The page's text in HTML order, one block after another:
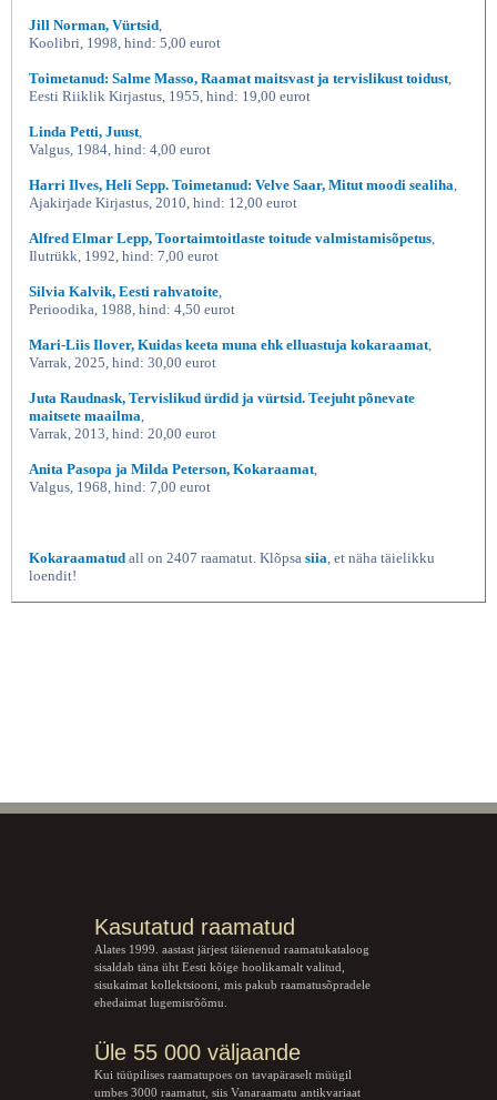
Jill Norman, Vürtsid
Koolibri, 1998, hind: 5,00 eurot
Toimetanud: Salme Masso, Raamat maitsvast ja tervislikust toidust
Eesti Riiklik Kirjastus, 1955, hind: 19,00 eurot
Linda Petti, Juust
Valgus, 1984, hind: 4,00 eurot
Harri Ilves, Heli Sepp. Toimetanud: Velve Saar, Mitut moodi sealiha
Ajakirjade Kirjastus, 2010, hind: 12,00 eurot
Alfred Elmar Lepp, Toortaimtoitlaste toitude valmistamisõpetus
Ilutrükk, 1992, hind: 7,00 eurot
Silvia Kalvik, Eesti rahvatoite
Perioodika, 1988, hind: 4,50 eurot
Mari-Liis Ilover, Kuidas keeta muna ehk elluastuja kokaraamat
Varrak, 2025, hind: 30,00 eurot
Juta Raudnask, Tervislikud ürdid ja vürtsid. Teejuht põnevate
maitsete maailma
Varrak, 2013, hind: 20,00 eurot
Anita Pasopa ja Milda Peterson, Kokaraamat
Valgus, 1968, hind: 7,00 eurot
Kokaraamatud all on 2407 raamatut. Klõpsa siia , et näha täielikku
loendit!
Kasutatud raamatud
Alates 1999. aastast järjest täienenud raamatukataloog
sisaldab täna üht Eesti kõige hoolikamalt valitud,
sisukaimat kollektsiooni, mis pakub raamatusõpradele
ehedaimat lugemisrõõmu.
Üle 55 000 väljaande
Kui tüüpilises raamatupoes on tavapäraselt müügil
umbes 3000 raamatut, siis Vanaraamatu antikvariaat